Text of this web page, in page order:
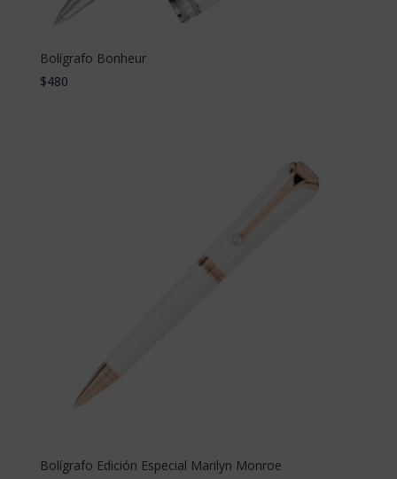
Bolígrafo Bonheur
$480
Bolígrafo Edición Especial Marilyn Monroe